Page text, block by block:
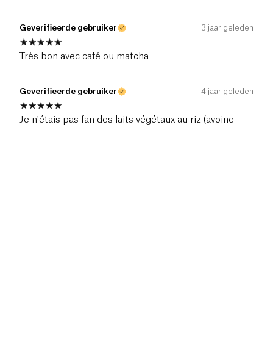
Geverifieerde gebruiker 3 jaar geleden
Très bon avec café ou matcha
Geverifieerde gebruiker 4 jaar geleden
Je n'étais pas fan des laits végétaux au riz (avoine